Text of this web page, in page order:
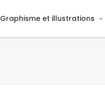
Graphisme et illustrations